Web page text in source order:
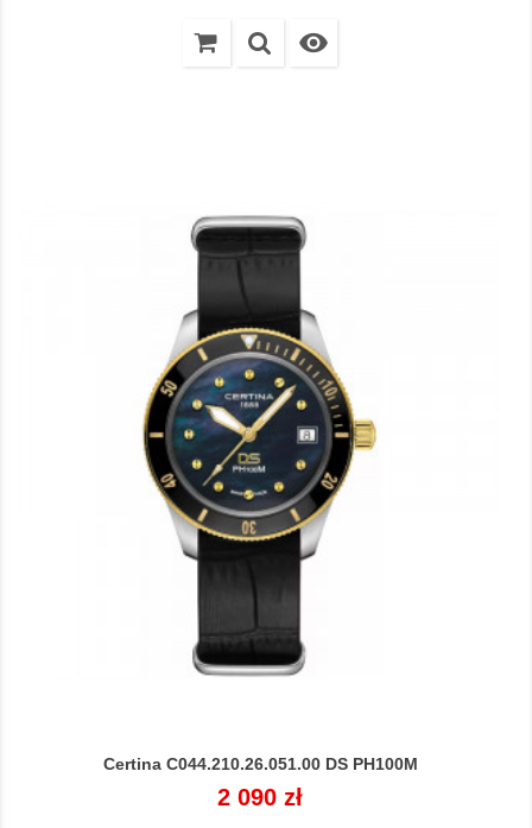

Certina C044.210.26.051.00 DS PH100M
Cena
2 090 zł